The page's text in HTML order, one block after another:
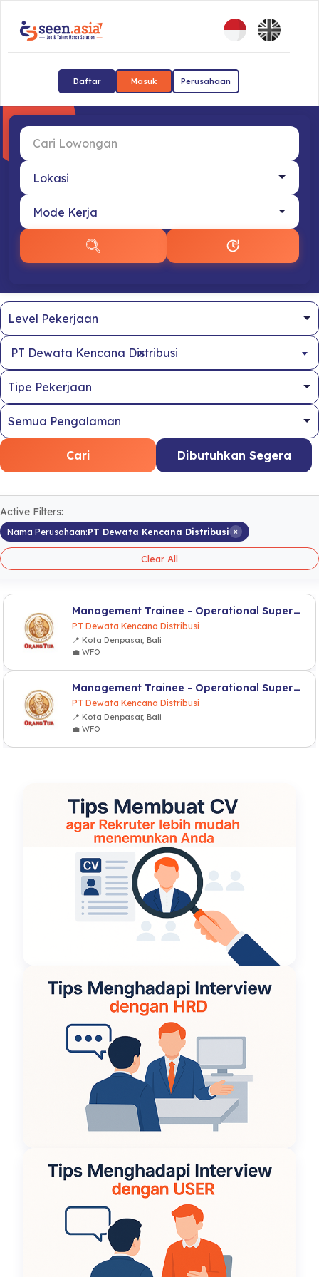
Daftar Masuk Perusahaan
×
PT Dewata Kencana Distribusi
Cari Dibutuhkan Segera
Active Filters:
Nama Perusahaan:PT Dewata Kencana Distribusi ×
Clear All
Management Trainee - Operational Supervisor
PT Dewata Kencana Distribusi
📍 Kota Denpasar, Bali
💼 WFO
Management Trainee - Operational Supervisor
PT Dewata Kencana Distribusi
📍 Kota Denpasar, Bali
💼 WFO